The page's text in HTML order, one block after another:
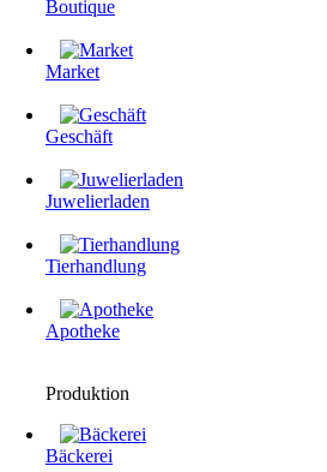
Boutique
Market
Geschäft
Juwelierladen
Tierhandlung
Apotheke
Produktion
Bäckerei